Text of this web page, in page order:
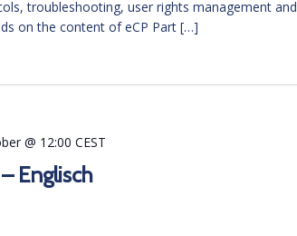
troubleshooting, user rights management and
on the content of eCP Part […]
Englisch
@ 12:00 CEST